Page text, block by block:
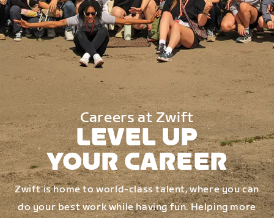
Careers at Zwift
LEVEL UP
YOUR CAREER
Zwift is home to world-class talent, where you can
do your best work while having fun. Helping more